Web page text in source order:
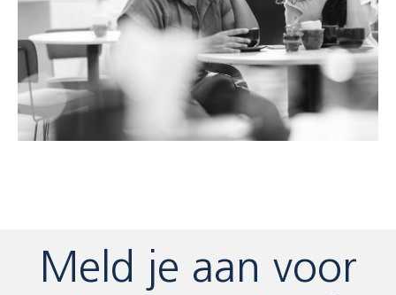
Meld je aan voor